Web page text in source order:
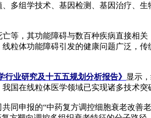
组学技术、基因检测、基因治疗、生
，其功能障碍与数百种疾病直接相关
粒体功能障碍引发的健康问题广泛，
行业研究及十五五规划分析报告》 显示
国在线粒体医学领域已实现诸多技术突
申报的“中药复方调控细胞衰老改善